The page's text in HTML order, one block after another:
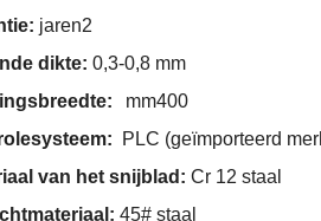
jaren2
dikte: 0,3-0,8 mm
mm400
PLC (geïmporteerd
van het snijblad: Cr 12 staal
45# staal